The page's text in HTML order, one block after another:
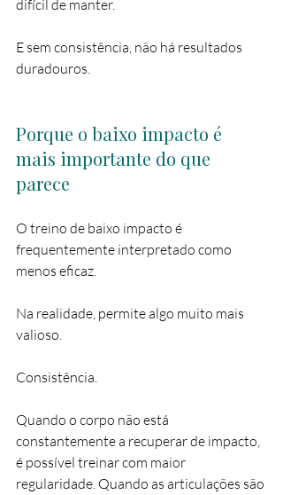
difícil de manter.
E sem consistência, não há resultados
duradouros.
Porque o baixo impacto é
mais importante do que
parece
O treino de baixo impacto é
frequentemente interpretado como
menos eficaz.
Na realidade, permite algo muito mais
valioso.
Consistência.
Quando o corpo não está
constantemente a recuperar de impacto,
é possível treinar com maior
regularidade. Quando as articulações são